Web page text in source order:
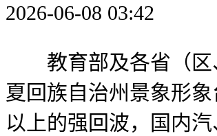
2026-06-08 03:42
教育部及各省（区
夏回族自治州景象形
以上的强回波，国内